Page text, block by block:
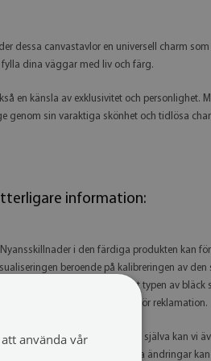
dessa canvastavlor en universell charm
dina väggar med liv och färg.
en känsla av exklusivitet och personlighet.
genom sin varaktiga skönhet och tidlösa
information:
i den färdiga produkten kan
beroende på kalibreringen av
på produkten, skrivaren samt typen av bläck
utgör inte grund för reklamation.
vi tillverkar produkterna själva kan vi
begäran. Observera att grafiska ändringar
använda vår